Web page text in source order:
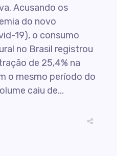
Acusando os
do novo
19), o consumo
no Brasil registrou
de 25,4% na
o mesmo período do
caiu de...